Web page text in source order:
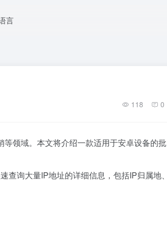
言
118 0
领域。本文将介绍一款适用于安卓设备的批
询大量IP地址的详细信息，包括IP归属地、